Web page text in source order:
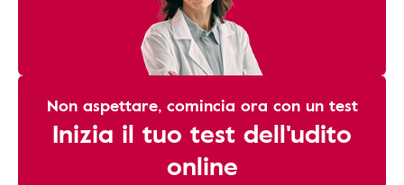
Non aspettare, comincia ora con un test
Inizia il tuo test dell'udito
online